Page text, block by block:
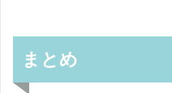
まとめ